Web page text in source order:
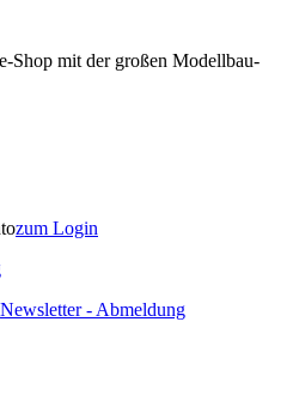
Shop mit der großen Modellbau-
zum Login
Newsletter - Abmeldung